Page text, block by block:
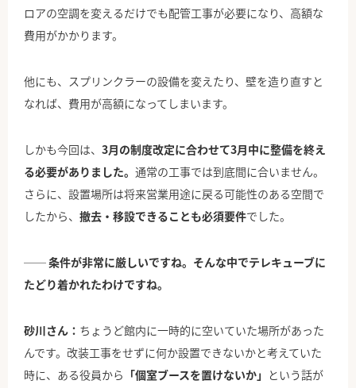
ロアの空調を変えるだけでも配管工事が必要になり、高額な
費用がかかります。
他にも、スプリンクラーの設備を変えたり、壁を造り直すと
なれば、費用が高額になってしまいます。
しかも今回は、 3月の制度改定に合わせて3月中に整備を終え
る必要がありました。 通常の工事では到底間に合いません。
さらに、設置場所は将来営業用途に戻る可能性のある空間で
したから、 撤去・移設できることも必須要件でした。
── 条件が非常に厳しいですね。そんな中でテレキューブに
たどり着かれたわけですね。
砂川さん： ちょうど館内に一時的に空いていた場所があった
んです。改装工事をせずに何か設置できないかと考えていた
時に、ある役員から 「個室ブースを置けないか」 という話が